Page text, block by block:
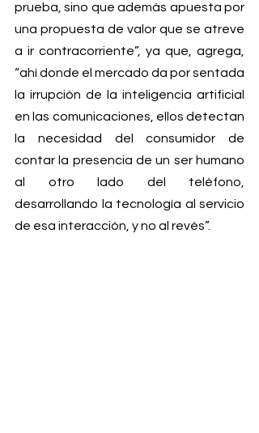
prueba, sino que además apuesta por
una propuesta de valor que se atreve
a ir contracorriente”, ya que, agrega,
“ahí donde el mercado da por sentada
la irrupción de la inteligencia artificial
en las comunicaciones, ellos detectan
la necesidad del consumidor de
contar la presencia de un ser humano
al otro lado del teléfono,
desarrollando la tecnología al servicio
de esa interacción, y no al revés”.